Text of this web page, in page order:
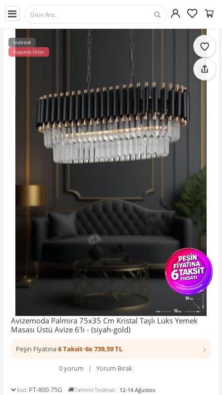
İndirimli
Kuponlu Ürün
Avizemoda Palmira 75x35 Cm Kristal Taşlı Lüks Yemek
Masası Üstü Avize 6'lı - (siyah-gold)
Peşin Fiyatına6 Taksit•6x 739,59 TL ›
0 yorum | Yorum Bırak
Kod: PT-800-75G Tahmini Teslimat: 12-14 Ağustos